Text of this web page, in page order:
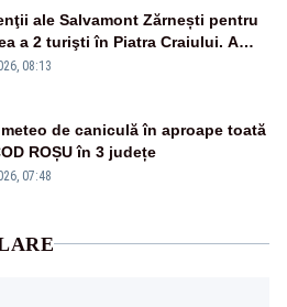
ale Salvamont Zărnești pentru
a 2 turişti în Piatra Craiului. A
elicopterul SMURD
08:13
de caniculă în aproape toată
ROȘU în 3 județe
07:48